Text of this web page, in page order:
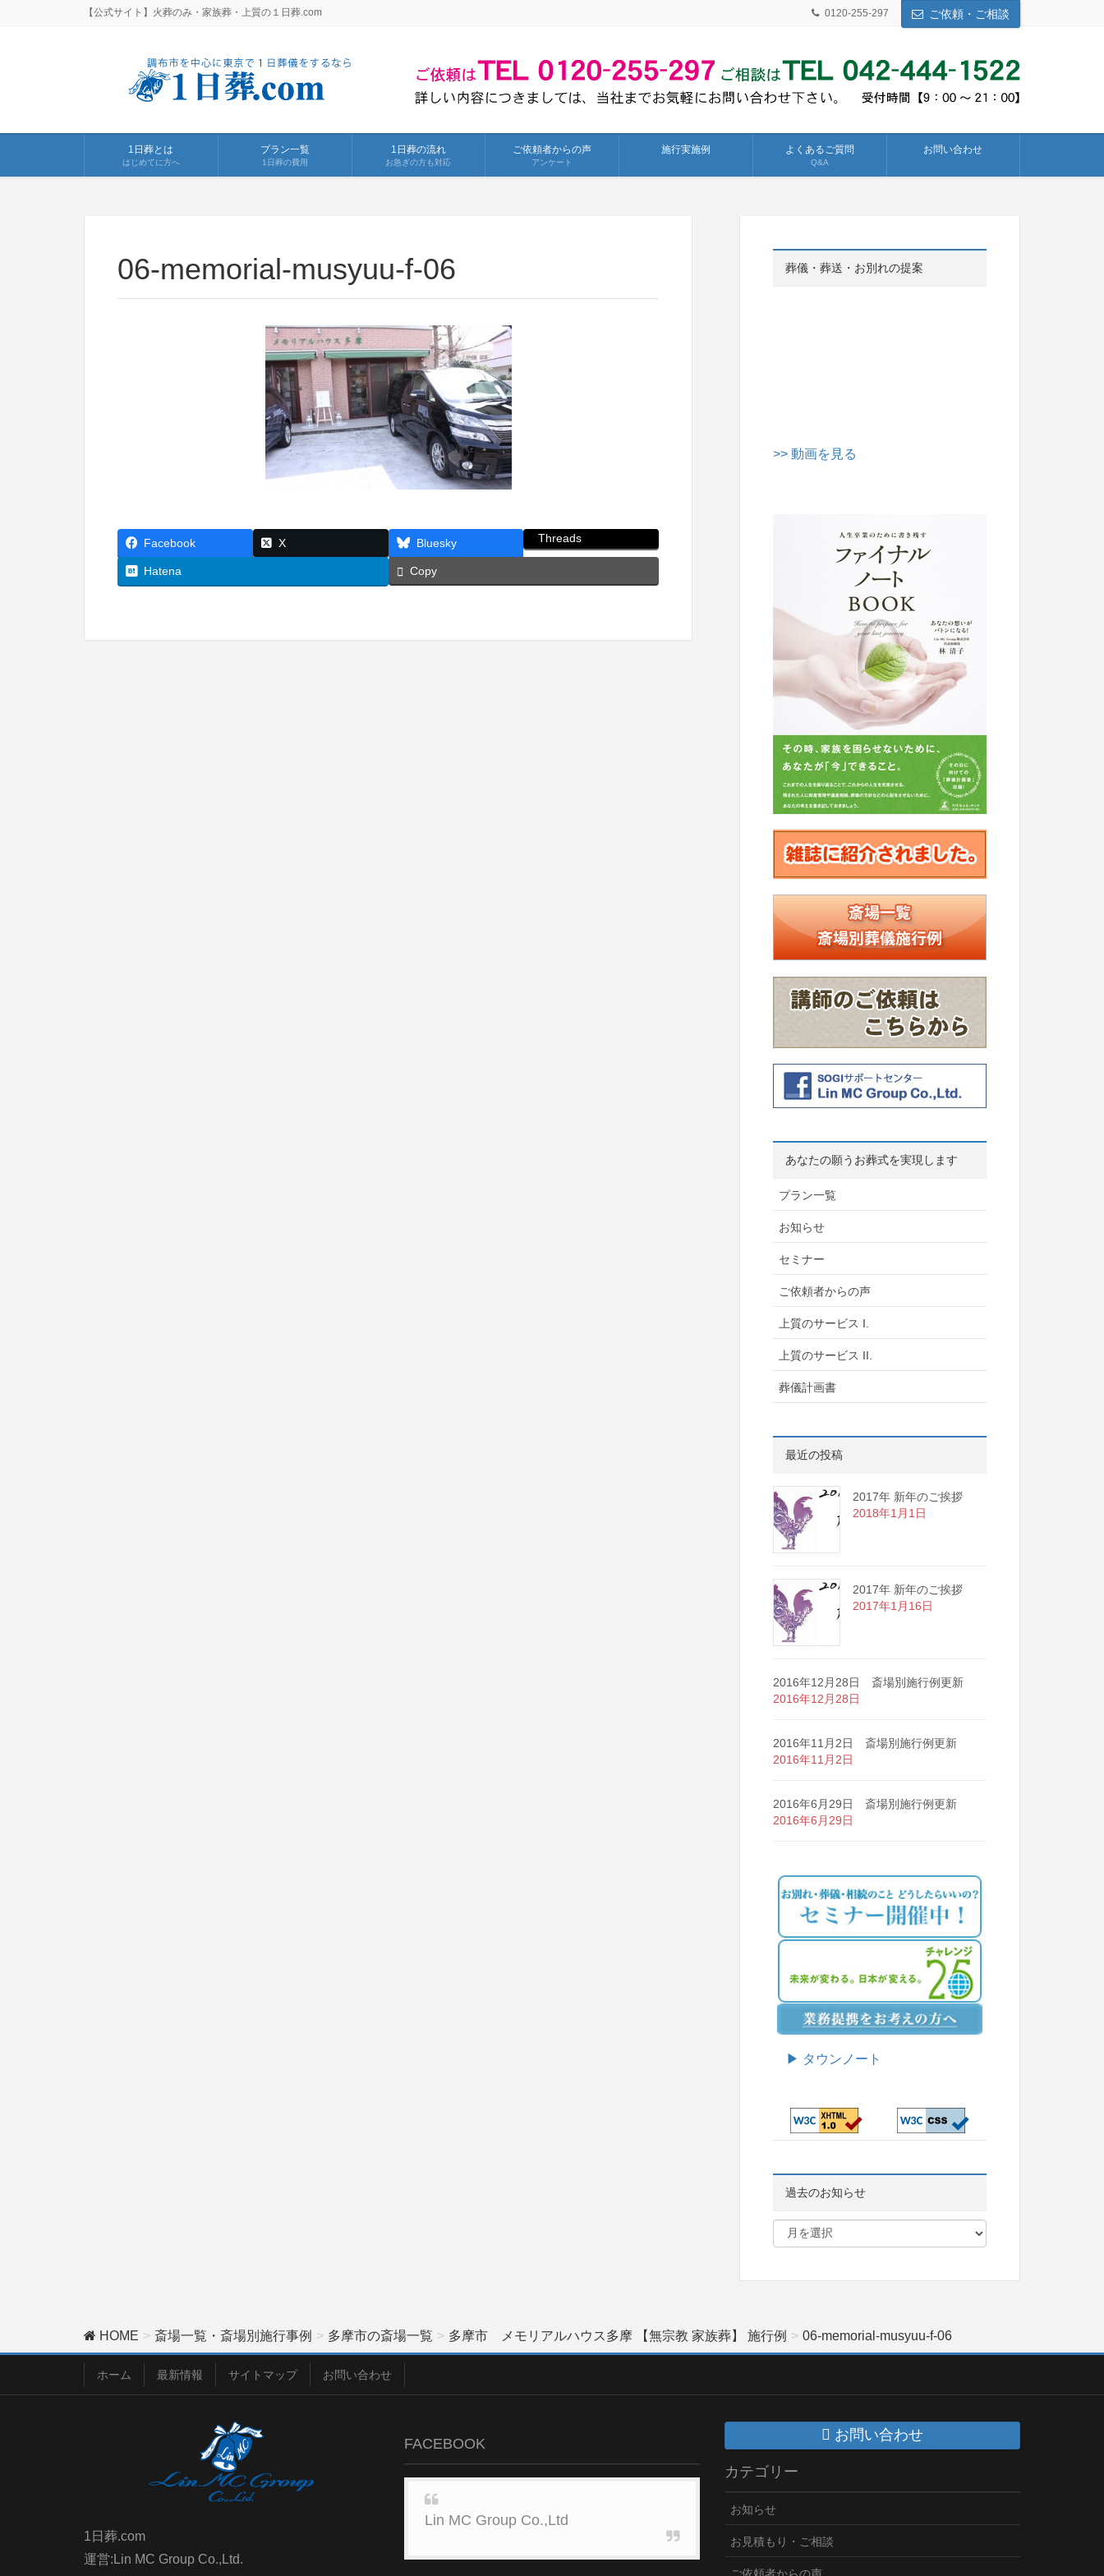
【公式サイト】火葬のみ・家族葬・上質の１日葬.com 0120-255-297 ご依頼・ご相談
1日葬とは
はじめてに方へ
プラン一覧
1日葬の費用
1日葬の流れ
お急ぎの方も対応
ご依頼者からの声
アンケート
施行実施例 よくあるご質問
Q&A
お問い合わせ
06-memorial-musyuu-f-06
Facebook X Bluesky Threads
Hatena Copy
葬儀・葬送・お別れの提案
>> 動画を見る
あなたの願うお葬式を実現します
プラン一覧
お知らせ
セミナー
ご依頼者からの声
上質のサービス I.
上質のサービス II.
葬儀計画書
最近の投稿
2017年 新年のご挨拶
2018年1月1日
2017年 新年のご挨拶
2017年1月16日
2016年12月28日 斎場別施行例更新
2016年12月28日
2016年11月2日 斎場別施行例更新
2016年11月2日
2016年6月29日 斎場別施行例更新
2016年6月29日
▶ タウンノート
過去のお知らせ
HOME 斎場一覧・斎場別施行事例 多摩市の斎場一覧 多摩市 メモリアルハウス多摩 【無宗教 家族葬】 施行例 06-memorial-musyuu-f-06
ホーム 最新情報 サイトマップ お問い合わせ
1日葬.com
運営:Lin MC Group Co.,Ltd.
FACEBOOK
Lin MC Group Co.,Ltd
お問い合わせ
カテゴリー
お知らせ
お見積もり・ご相談